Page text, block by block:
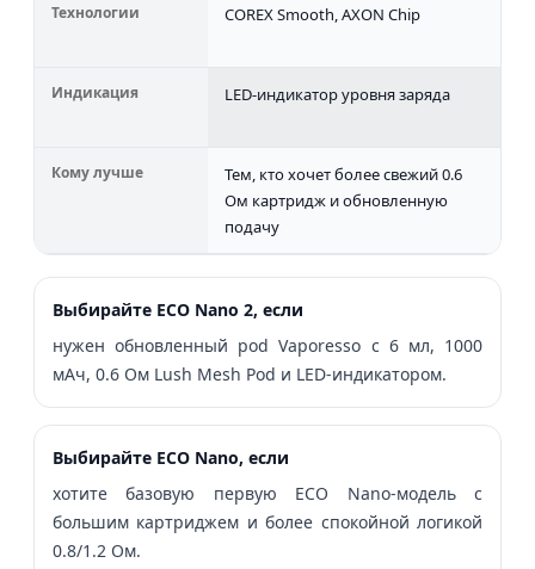
Технологии COREX Smooth, AXON Chip
Индикация LED-индикатор уровня заряда
Кому лучше
Тем, кто хочет более свежий 0.6
Ом картридж и обновленную
подачу
Выбирайте ECO Nano 2, если
нужен обновленный pod Vaporesso с 6 мл, 1000
мАч, 0.6 Ом Lush Mesh Pod и LED-индикатором.
Выбирайте ECO Nano, если
хотите базовую первую ECO Nano-модель с
большим картриджем и более спокойной логикой
0.8/1.2 Ом.